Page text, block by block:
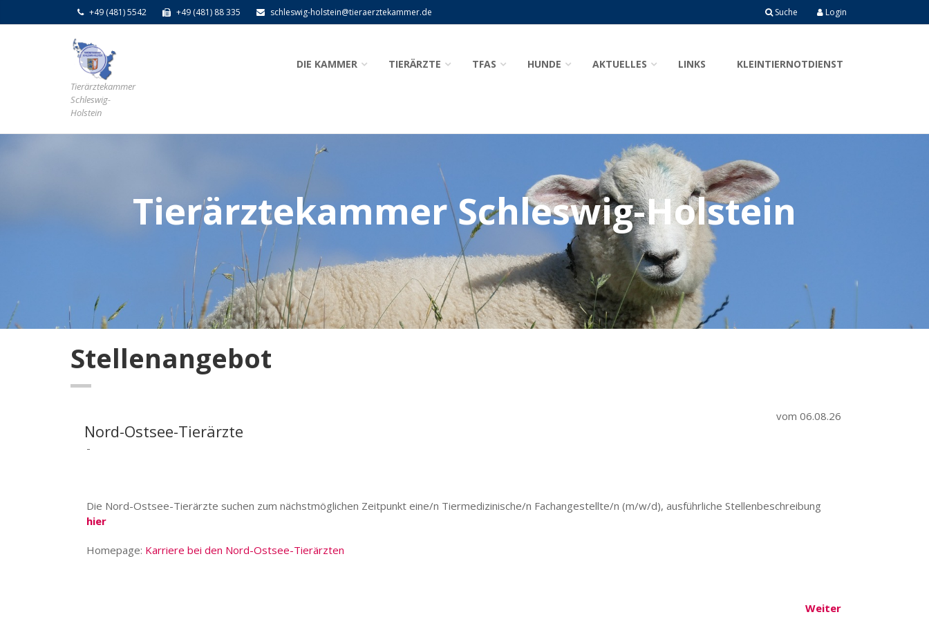
+49 (481) 5542 +49 (481) 88 335 schleswig-holstein@tieraerztekammer.de Login
Suche
Tierärztekammer
Schleswig-
Holstein
DIE KAMMER TIERÄRZTE TFAS HUNDE AKTUELLES LINKS KLEINTIERNOTDIENST
Tierärztekammer Schleswig-Holstein
Stellenangebot
Nord-Ostsee-Tierärzte
vom 06.08.26
-
Die Nord-Ostsee-Tierärzte suchen zum nächstmöglichen Zeitpunkt eine/n Tiermedizinische/n Fachangestellte/n (m/w/d), ausführliche Stellenbeschreibung
hier
Homepage: Karriere bei den Nord-Ostsee-Tierärzten
Weiter